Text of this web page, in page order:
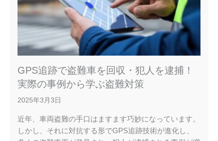
GPS追跡で盗難車を回収・犯人を逮捕！
実際の事例から学ぶ盗難対策
2025年3月3日
近年、車両盗難の手口はますます巧妙になっています。
しかし、それに対抗する形でGPS追跡技術が進化し、